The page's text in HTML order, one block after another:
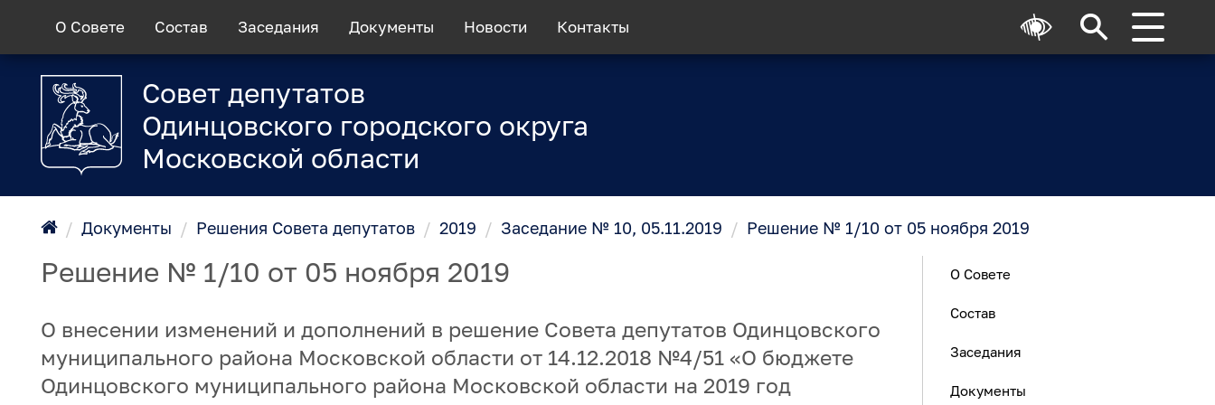
О Совете Состав Заседания Документы Новости Контакты
Совет депутатов
Одинцовского городского округа
Московской области
/ Документы / Решения Совета депутатов / 2019 / Заседание № 10, 05.11.2019 / Решение № 1/10 от 05 ноября 2019
Решение № 1/10 от 05 ноября 2019
О внесении изменений и дополнений в решение Совета депутатов Одинцовского
муниципального района Московской области от 14.12.2018 №4/51 «О бюджете
Одинцовского муниципального района Московской области на 2019 год
О Совете
Состав
Заседания
Документы